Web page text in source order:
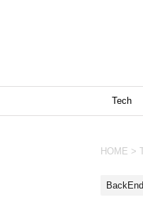
Tech
HOME >
BackEnd